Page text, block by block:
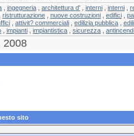
ingegneria architettura d' interni interni
ristrutturazione nuove costruzioni edifici
attivit? commerciali edilizia pubblica
impianti impiantistica sicurezza
2008
sito